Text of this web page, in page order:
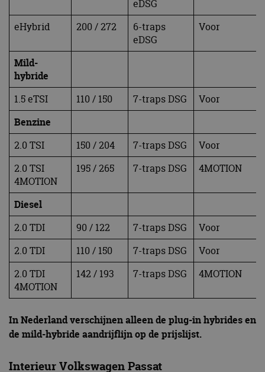
eDSG
eHybrid 200 / 272
6-traps
eDSG
Voor
Mild-
hybride
1.5 eTSI
110 / 150 7-traps DSG
Voor
Benzine
2.0 TSI
150 / 204 7-traps DSG
Voor
2.0 TSI
4MOTION
195 / 265 7-traps DSG 4MOTION
Diesel
2.0 TDI
90 / 122 7-traps DSG
Voor
2.0 TDI
110 / 150 7-traps DSG
Voor
2.0 TDI
4MOTION
142 / 193 7-traps DSG 4MOTION
In Nederland verschijnen alleen de plug-in hybrides en
de mild-hybride aandrijflijn op de prijslijst.
Interieur Volkswagen Passat